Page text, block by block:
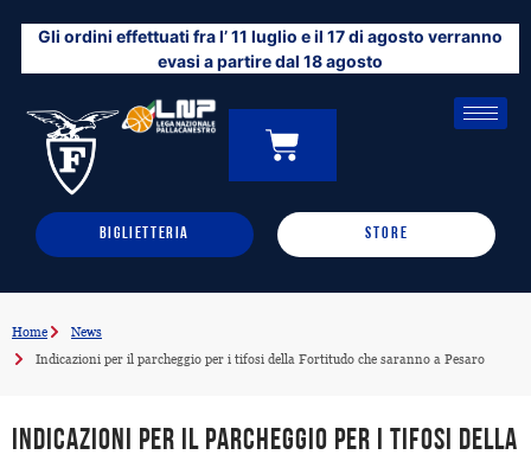
contenuto
Gli ordini effettuati fra l’ 11 luglio e il 17 di agosto verranno
evasi a partire dal 18 agosto
0
CARRELLO
BIGLIETTERIA STORE
Home
News
Indicazioni per il parcheggio per i tifosi della Fortitudo che saranno a Pesaro
Indicazioni per il parcheggio per i tifosi della